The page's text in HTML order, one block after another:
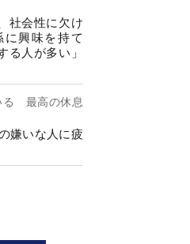
社会性に欠け
興味を持て
人が多い」
る 最高の休息
嫌いな人に疲